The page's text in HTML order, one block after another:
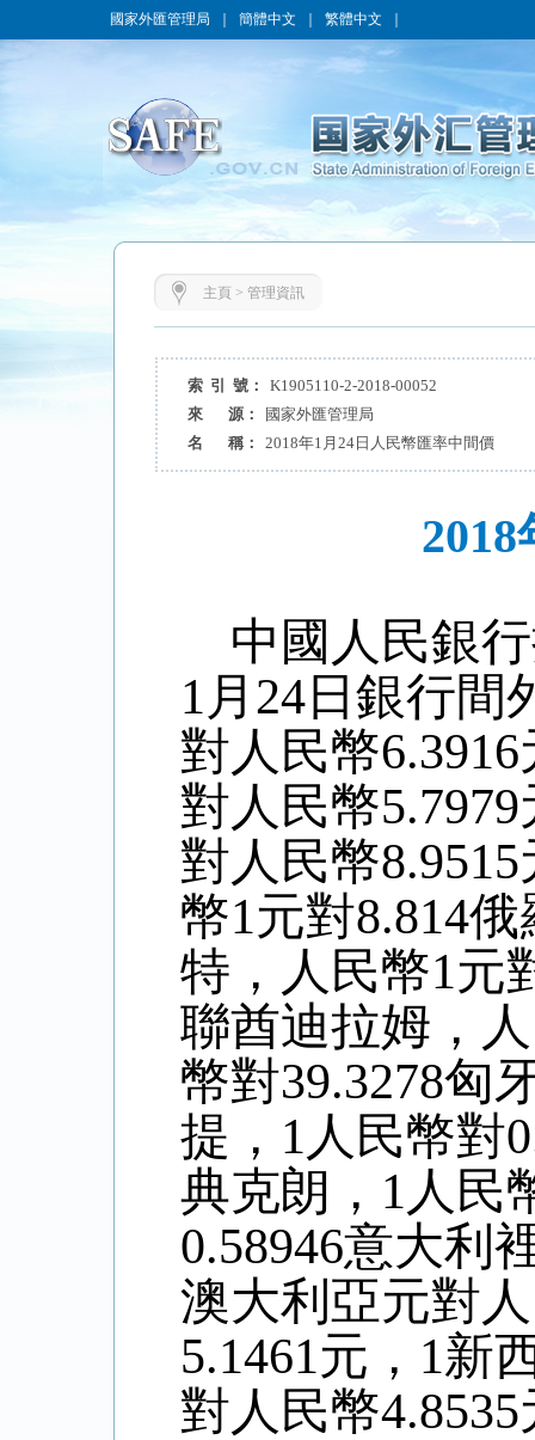
國家外匯管理局 簡體中文 繁體中文
主頁 > 管理資訊
索 引 號：
K1905110-2-2018-00052
來 源：
國家外匯管理局
名 稱：
2018年1月24日人民幣匯率中間價
中國人民銀
1 月 24日銀行間
對人民幣6.3916
對人民幣5.7979
對人民幣8.9515
幣1元對8.814俄
特，人民幣1元
聯酋迪拉姆，
幣對39.3278匈
提，1人民幣對
典克朗，1人民
0.58946意大利
澳大利亞元對
5.1461元，1新
對人民幣4.8535